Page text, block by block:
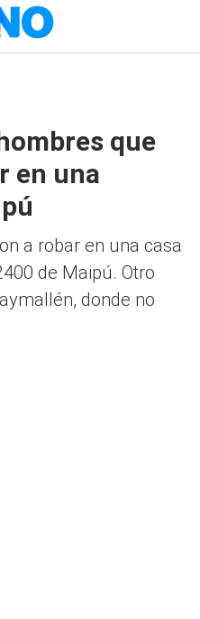
que
en una
a robar en una casa
de Maipú. Otro
donde no